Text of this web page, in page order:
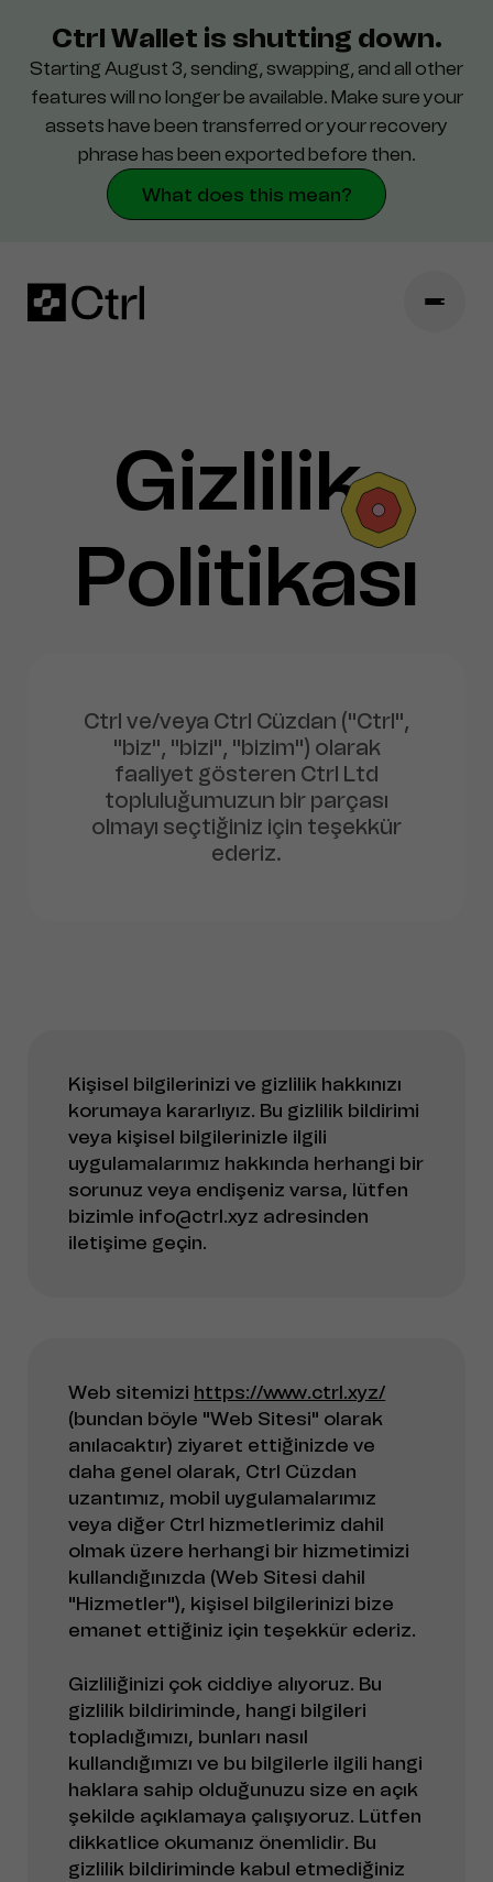
Ctrl Wallet is shutting down.
Starting August 3, sending, swapping, and all other
features will no longer be available. Make sure your
assets have been transferred or your recovery
phrase has been exported before then.
What does this mean?
Destek
Güvenlik
Gizlilik
Politikası
Ctrl ve/veya Ctrl Cüzdan ("Ctrl",
"biz", "bizi", "bizim") olarak
faaliyet gösteren Ctrl Ltd
topluluğumuzun bir parçası
olmayı seçtiğiniz için teşekkür
ederiz.
Kişisel bilgilerinizi ve gizlilik hakkınızı
korumaya kararlıyız. Bu gizlilik bildirimi
veya kişisel bilgilerinizle ilgili
uygulamalarımız hakkında herhangi bir
sorunuz veya endişeniz varsa, lütfen
bizimle info@ctrl.xyz adresinden
iletişime geçin.
Web sitemizi https://www.ctrl.xyz/
(bundan böyle "Web Sitesi" olarak
anılacaktır) ziyaret ettiğinizde ve
daha genel olarak, Ctrl Cüzdan
uzantımız, mobil uygulamalarımız
veya diğer Ctrl hizmetlerimiz dahil
olmak üzere herhangi bir hizmetimizi
kullandığınızda (Web Sitesi dahil
"Hizmetler"), kişisel bilgilerinizi bize
emanet ettiğiniz için teşekkür ederiz.
Gizliliğinizi çok ciddiye alıyoruz. Bu
gizlilik bildiriminde, hangi bilgileri
topladığımızı, bunları nasıl
kullandığımızı ve bu bilgilerle ilgili hangi
haklara sahip olduğunuzu size en açık
şekilde açıklamaya çalışıyoruz. Lütfen
dikkatlice okumanız önemlidir. Bu
gizlilik bildiriminde kabul etmediğiniz